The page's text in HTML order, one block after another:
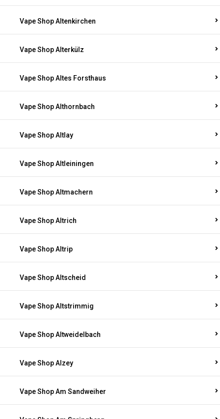
Vape Shop Altenkirchen
Vape Shop Alterkülz
Vape Shop Altes Forsthaus
Vape Shop Althornbach
Vape Shop Altlay
Vape Shop Altleiningen
Vape Shop Altmachern
Vape Shop Altrich
Vape Shop Altrip
Vape Shop Altscheid
Vape Shop Altstrimmig
Vape Shop Altweidelbach
Vape Shop Alzey
Vape Shop Am Sandweiher